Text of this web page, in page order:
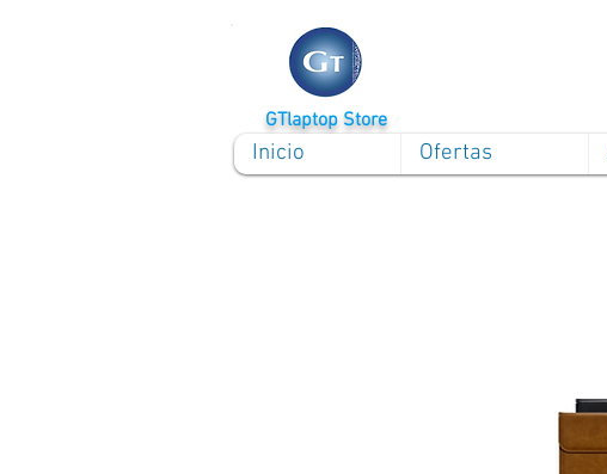
GTlaptop Store
Inicio
Ofertas